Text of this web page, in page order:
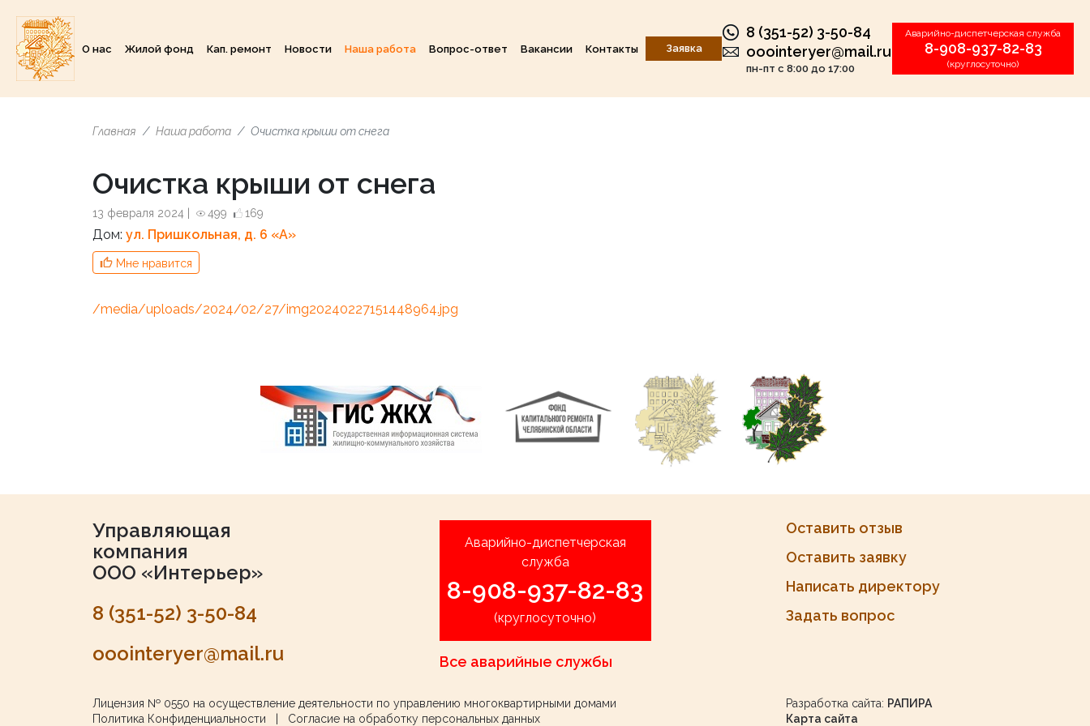
О нас Жилой фонд Кап. ремонт Новости Наша работа Вопрос-ответ Вакансии Контакты Заявка
8 (351-52) 3-50-84
ooointeryer@mail.ru
пн-пт с 8:00 до 17:00
Аварийно-диспетчерская служба
8-908-937-82-83
(круглосуточно)
Главная Наша работа Очистка крыши от снега
Очистка крыши от снега
13 февраля 2024 | 499 169
Дом: ул. Пришкольная, д. 6 «A»
Мне нравится
/media/uploads/2024/02/27/img20240227151448964.jpg
Управляющая
компания
ООО «Интерьер»
8 (351-52) 3-50-84
ooointeryer@mail.ru
Аварийно-диспетчерская
служба
8-908-937-82-83
(круглосуточно)
Все аварийные службы
Оставить отзыв
Оставить заявку
Написать директору
Задать вопрос
Лицензия № 0550 на осуществление деятельности по управлению многоквартирными домами
Политика Конфиденциальности
Согласие на обработку персональных данных
Разработка сайта: РАПИРА
Карта сайта